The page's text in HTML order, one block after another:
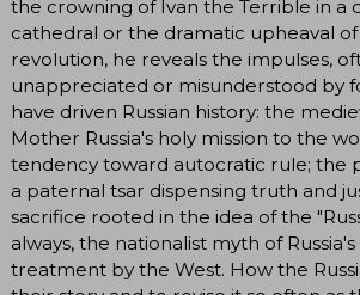
the crowning of Ivan the Terrible in a
cathedral or the dramatic upheaval
revolution, he reveals the impulses,
unappreciated or misunderstood by
have driven Russian history: the
Mother Russia's holy mission to the
tendency toward autocratic rule; the
a paternal tsar dispensing truth and
sacrifice rooted in the idea of the
always, the nationalist myth of
treatment by the West. How the